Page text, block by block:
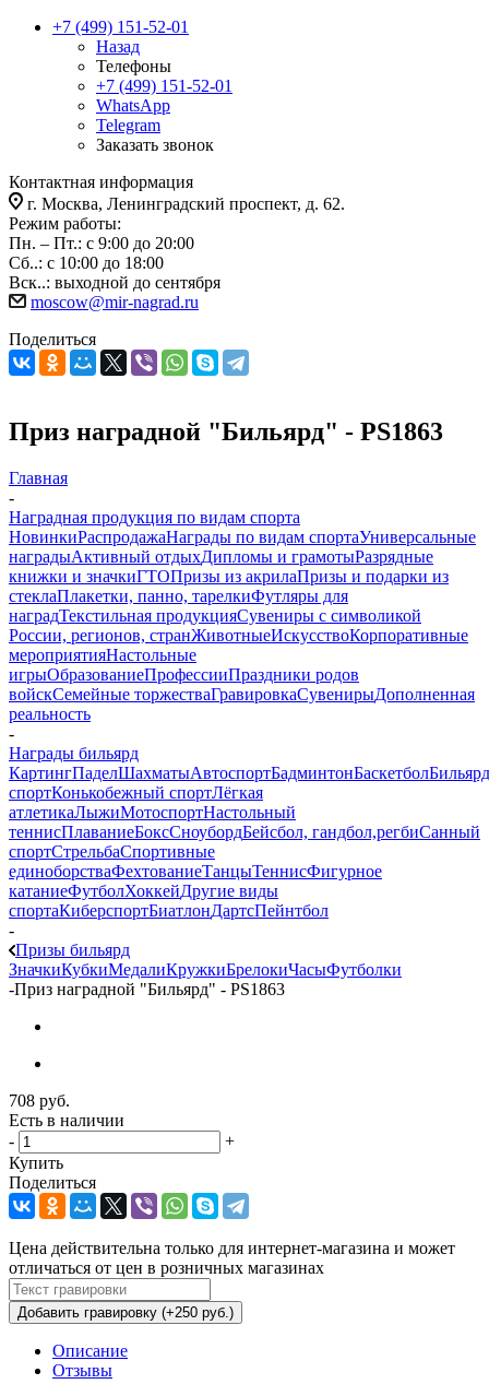
+7 (499) 151-52-01
Назад
Телефоны
+7 (499) 151-52-01
WhatsApp
Telegram
Заказать звонок
Контактная информация
г. Москва, Ленинградский проспект, д. 62.
Режим работы:
Пн. – Пт.: с 9:00 до 20:00
Сб..: с 10:00 до 18:00
Вск..: выходной до сентября
moscow@mir-nagrad.ru
Поделиться
Приз наградной "Бильярд" - PS1863
Главная
-
Наградная продукция по видам спорта
НовинкиРаспродажаНаграды по видам спортаУниверсальные
наградыАктивный отдыхДипломы и грамотыРазрядные
книжки и значкиГТОПризы из акрилаПризы и подарки из
стеклаПлакетки, панно, тарелкиФутляры для
наградТекстильная продукцияСувениры с символикой
России, регионов, странЖивотныеИскусствоКорпоративные
мероприятияНастольные
игрыОбразованиеПрофессииПраздники родов
войскСемейные торжестваГравировкаСувенирыДополненная
реальность
-
Награды бильярд
КартингПаделШахматыАвтоспортБадминтонБаскетболБильярд
спортКонькобежный спортЛёгкая
атлетикаЛыжиМотоспортНастольный
теннисПлаваниеБоксСноубордБейсбол, гандбол,регбиСанный
спортСтрельбаСпортивные
единоборстваФехтованиеТанцыТеннисФигурное
катаниеФутболХоккейДругие виды
спортаКиберспортБиатлонДартсПейнтбол
-
Призы бильярд
ЗначкиКубкиМедалиКружкиБрелокиЧасыФутболки
-Приз наградной "Бильярд" - PS1863
708 руб.
Есть в наличии
-
+
Купить
Поделиться
Цена действительна только для интернет-магазина и может
отличаться от цен в розничных магазинах
Добавить гравировку (+250 руб.)
Описание
Отзывы